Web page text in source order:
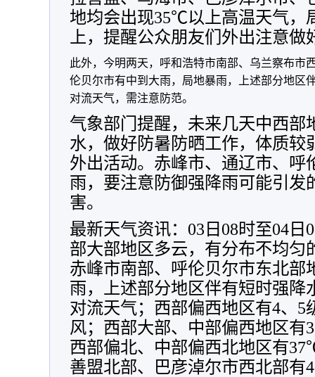
地均会出现35℃以上高温天气，
上，提醒公众朋友们外出注意
此外，今明两天，呼和浩特市南部、乌兰察布市
伦贝尔市有中到大雨，局地暴雨，上述部分地区
对流天气，需注意防范。
气象部门提醒，未来几天中西部
水，做好防暑防晒工作，体质较
外出活动。赤峰市、通辽市、呼
雨，要注意防御强降雨可能引发
害。
最新天气资讯：03日08时至04
部大部地区多云，有分布不均匀
赤峰市南部、呼伦贝尔市东北部
雨，上述部分地区伴有短时强降
对流天气；西部偏西地区有4、5
风；西部大部、中部偏西地区
西部偏北、中部偏西北地区有
善盟北部、巴彦淖尔市西北部